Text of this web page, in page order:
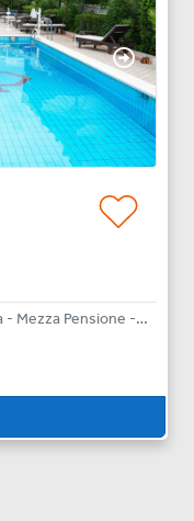
Pensione Completa - Mezza Pensione - Bed & Breakfast